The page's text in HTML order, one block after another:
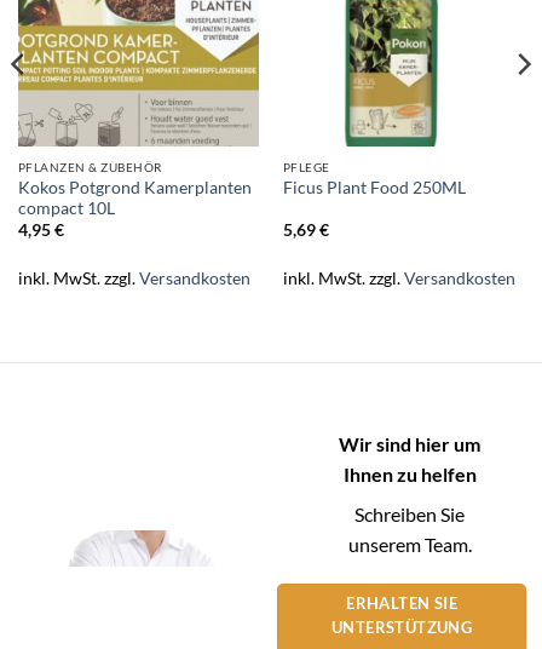
PFLANZEN & ZUBEHÖR
Kokos Potgrond Kamerplanten
compact 10L
4,95€
inkl. MwSt.zzgl.Versandkosten
PFLEGE
Ficus Plant Food 250ML
5,69€
inkl. MwSt.zzgl.Versandkosten
Wir sind hier um
Ihnen zu helfen
Schreiben Sie
unserem Team.
ERHALTEN SIE
UNTERSTÜTZUNG